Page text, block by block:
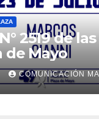
2519 de
de Mayo
COMUNICACIÓN